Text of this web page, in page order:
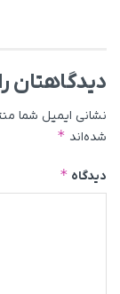
دیدگاهتان
نشانی ایمیل شما
شده‌اند *
دیدگاه *